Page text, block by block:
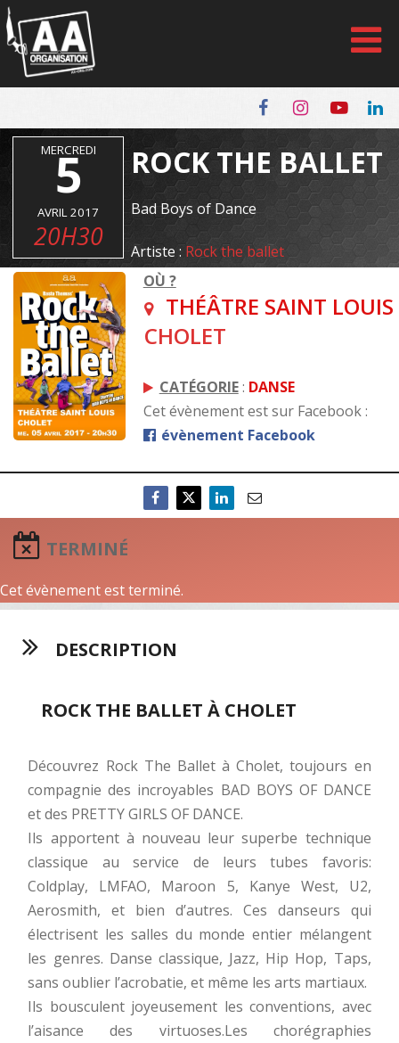
Panneau de gestion des cookies
MERCREDI
5
AVRIL 2017
20H30
ROCK THE BALLET
Bad Boys of Dance
Artiste : Rock the ballet
OÙ ?
THÉÂTRE SAINT LOUIS
CHOLET
CATÉGORIE: DANSE
Cet évènement est sur Facebook :
évènement Facebook
TERMINÉ
Cet évènement est terminé.
DESCRIPTION
ROCK THE BALLET À CHOLET
Découvrez Rock The Ballet à Cholet, toujours en
compagnie des incroyables BAD BOYS OF DANCE
et des PRETTY GIRLS OF DANCE.
Ils apportent à nouveau leur superbe technique
classique au service de leurs tubes favoris:
Coldplay, LMFAO, Maroon 5, Kanye West, U2,
Aerosmith, et bien d’autres. Ces danseurs qui
électrisent les salles du monde entier mélangent
les genres. Danse classique, Jazz, Hip Hop, Taps,
sans oublier l’acrobatie, et même les arts martiaux.
Ils bousculent joyeusement les conventions, avec
l’aisance des virtuoses.Les chorégraphies